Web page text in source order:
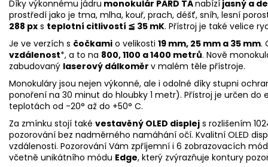
Díky výkonnému jádru monokulár PARD TAnabízí jasný a
prostředí jako je tma, mlha, kouř, prach, déšť, sníh, lesní
288 px s teplotní citlivostí ≦ 35 mK. Přístroj je také velice
Je ve verzích s čočkami o velikosti 19 mm, 25 mm a 35 mm.
vzdálenost*, a to na 800, 1100 a 1400 metrů. Nově
zabudovaný laserový dálkoměr v malém těle přístroje.
Monokuláry jsou nejen výkonné, ale i odolné díky stupni
ponoření na 30 minut do hloubky 1 metr). Přístroj je určen
teplotách od -20° až do +50° C.
Za zmínku stojí také vestavěný OLED displej s rozlišením
pozorování bez nadměrného namáhání očí. Kvalitní OLED
vzdálenosti. Pozorování Vám zpříjemní i 6 zobrazovacích
včetně unikátního módu Edge, který zvýrazňuje kontury